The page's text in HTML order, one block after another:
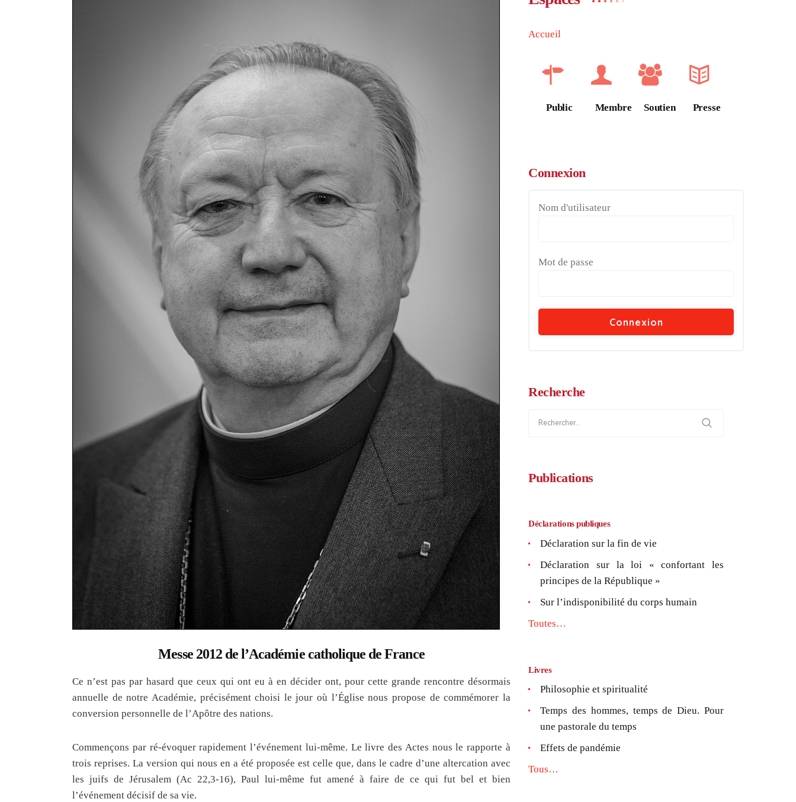
Messe 2012 de l’Académie catholique de France
Ce n’est pas par hasard que ceux qui ont eu à en décider ont, pour cette grande rencontre désormais
annuelle de notre Académie, précisément choisi le jour où l’Église nous propose de commémorer la
conversion personnelle de l’Apôtre des nations.
Commençons par ré-évoquer rapidement l’événement lui-même. Le livre des Actes nous le rapporte à
trois reprises. La version qui nous en a été proposée est celle que, dans le cadre d’une altercation avec
les juifs de Jérusalem (Ac 22,3-16), Paul lui-même fut amené à faire de ce qui fut bel et bien
l’événement décisif de sa vie.
Accueil
Public Membre Soutien Presse
Connexion
Nom d'utilisateur
Mot de passe
Recherche
Rechercher :
Publications
Déclarations publiques
Déclaration sur la fin de vie
Déclaration sur la loi « confortant les
principes de la République »
Sur l’indisponibilité du corps humain
Toutes…
Livres
Philosophie et spiritualité
Temps des hommes, temps de Dieu. Pour
une pastorale du temps
Effets de pandémie
Tous…